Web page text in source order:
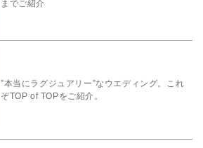
までご紹介
”本当にラグジュアリー”なウエディング。これ
ぞTOP of TOPをご紹介。